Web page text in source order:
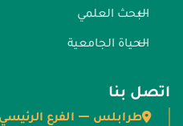
البحث العلمي
الحياة الجامعية
اتصل بنا
طرابلس — الفرع الرئيسي